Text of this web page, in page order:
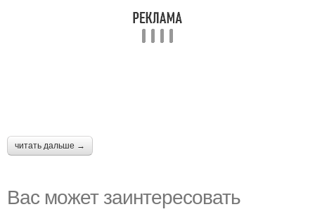
читать дальше →
Вас может заинтересовать